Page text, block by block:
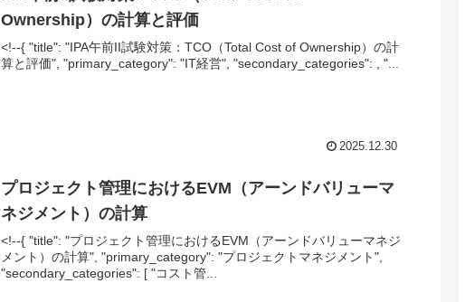
Ownership）の計算と評価
<!--{ "title": "IPA午前II試験対策：TCO（Total Cost of Ownership）の計
算と評価", "primary_category": "IT経営", "secondary_categories": , "...
2025.12.30
プロジェクト管理におけるEVM（アーンドバリューマ
ネジメント）の計算
<!--{ "title": "プロジェクト管理におけるEVM（アーンドバリューマネジ
メント）の計算", "primary_category": "プロジェクトマネジメント",
"secondary_categories": [ "コスト管...